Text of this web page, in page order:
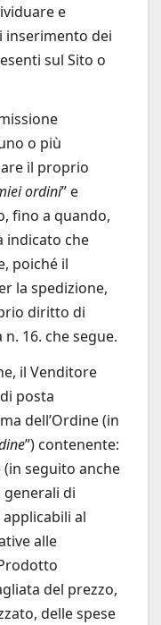
e
inserimento dei
sul Sito o
o più
il proprio
ordini” e
fino a quando,
indicato che
poiché il
la spedizione,
diritto di
16. che segue.
il Venditore
posta
dell’Ordine (in
”) contenente:
seguito anche
generali di
al
alle
del prezzo,
delle spese